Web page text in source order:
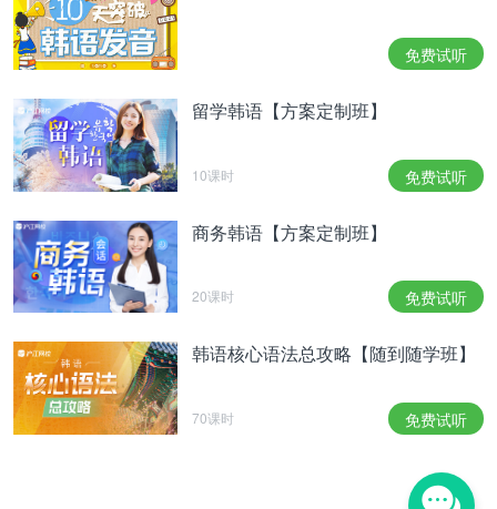
时间：预计四月末
地点：军浦市繁荣路407
不仅有演唱会还有无车路，所以很有趣。
杜鹃花乐园、杜鹃花公园、无车路：4号线修理山站3
号出口步行3分钟
Chomakgol生态公园：4号线修理山站3号出口步行
20分钟
6.경기도 고양 국제 꽃박람회(확정)
장소 일산호수공원, 고양꽃전시관
6、京畿道高阳国际花卉博览会（确定举办）
免费试听
留学韩语【方案定制班】
10课时 免费试听
商务韩语【方案定制班】
20课时 免费试听
韩语核心语法总攻略【随到随学班】
70课时 免费试听